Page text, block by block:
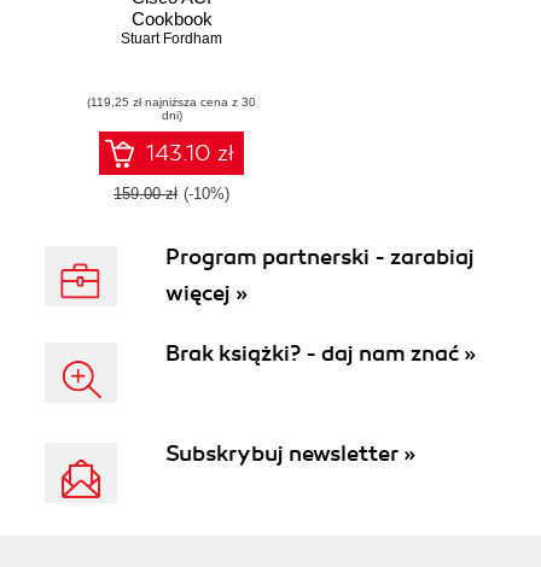
Cookbook
Stuart Fordham
(119,25 zł najniższa cena z 30
dni)
143.10 zł
159.00 zł (-10%)
Program partnerski - zarabiaj
więcej »
Brak książki? - daj nam znać »
Subskrybuj newsletter »